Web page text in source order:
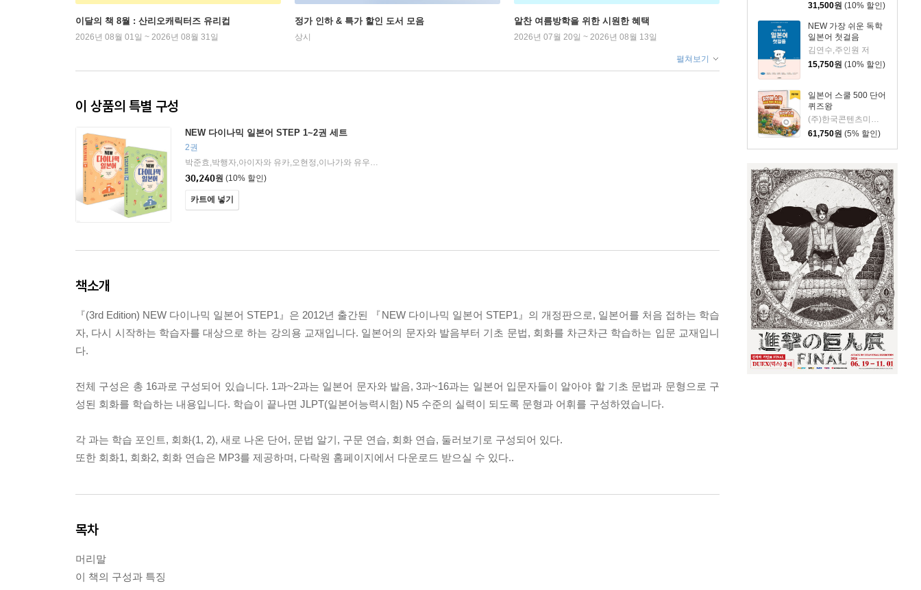
31,500원 (10% 할인)
NEW 가장 쉬운 독학
일본어 첫걸음
김연수,주인원 저
15,750원 (10% 할인)
일본어 스쿨 500 단어
퀴즈왕
(주)한국콘텐츠미디어 (부설)한국진로교육센터 저
61,750원 (5% 할인)
이달의 책 8월 : 산리오캐릭터즈 유리컵
2026년 08월 01일 ~ 2026년 08월 31일
정가 인하 & 특가 할인 도서 모음
상시
알찬 여름방학을 위한 시원한 혜택
2026년 07월 20일 ~ 2026년 08월 13일
펼쳐보기
이 상품의 특별 구성
NEW 다이나믹 일본어 STEP 1~2권 세트
2권
박준효,박행자,아이자와 유카,오현정,이나가와 유우키 저
30,240원 (10% 할인)
카트에 넣기
책소개
『(3rd Edition) NEW 다이나믹 일본어 STEP1』은 2012년 출간된 『NEW 다이나믹 일본어 STEP1』의 개정판으로, 일본어를 처음 접하는 학습
자, 다시 시작하는 학습자를 대상으로 하는 강의용 교재입니다. 일본어의 문자와 발음부터 기초 문법, 회화를 차근차근 학습하는 입문 교재입니
다.
전체 구성은 총 16과로 구성되어 있습니다. 1과~2과는 일본어 문자와 발음, 3과~16과는 일본어 입문자들이 알아야 할 기초 문법과 문형으로 구
성된 회화를 학습하는 내용입니다. 학습이 끝나면 JLPT(일본어능력시험) N5 수준의 실력이 되도록 문형과 어휘를 구성하였습니다.
각 과는 학습 포인트, 회화(1, 2), 새로 나온 단어, 문법 알기, 구문 연습, 회화 연습, 둘러보기로 구성되어 있다.
또한 회화1, 회화2, 회화 연습은 MP3를 제공하며, 다락원 홈페이지에서 다운로드 받으실 수 있다..
목차
머리말
이 책의 구성과 특징